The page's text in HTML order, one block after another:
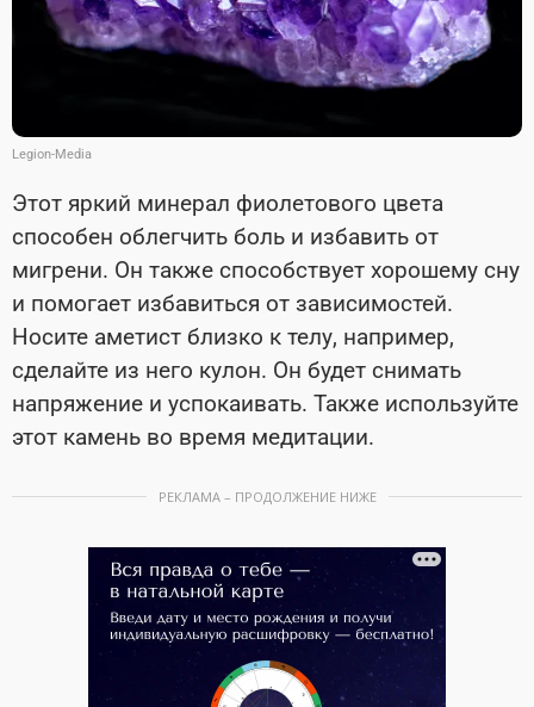
Legion-Media
Этот яркий минерал фиолетового цвета
способен облегчить боль и избавить от
мигрени. Он также способствует хорошему сну
и помогает избавиться от зависимостей.
Носите аметист близко к телу, например,
сделайте из него кулон. Он будет снимать
напряжение и успокаивать. Также используйте
этот камень во время медитации.
РЕКЛАМА – ПРОДОЛЖЕНИЕ НИЖЕ